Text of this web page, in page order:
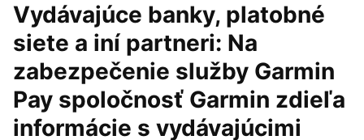
Vydávajúce banky, platobné
siete a iní partneri: Na
zabezpečenie služby Garmin
Pay spoločnosť Garmin zdieľa
informácie s vydávajúcimi